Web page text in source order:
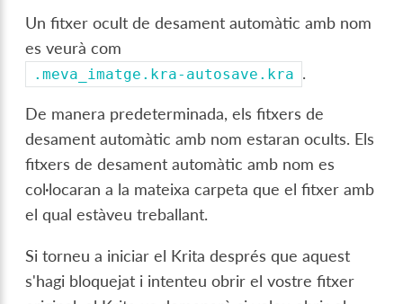
Un fitxer ocult de desament automàtic amb nom
es veurà com
.meva_imatge.kra-autosave.kra .
De manera predeterminada, els fitxers de
desament automàtic amb nom estaran ocults. Els
fitxers de desament automàtic amb nom es
col·locaran a la mateixa carpeta que el fitxer amb
el qual estàveu treballant.
Si torneu a iniciar el Krita després que aquest
s'hagi bloquejat i intenteu obrir el vostre fitxer